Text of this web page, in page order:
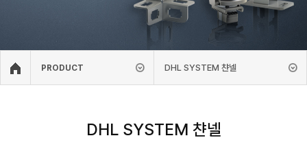
PRODUCT DHL SYSTEM 챤넬
DHL SYSTEM 챤넬